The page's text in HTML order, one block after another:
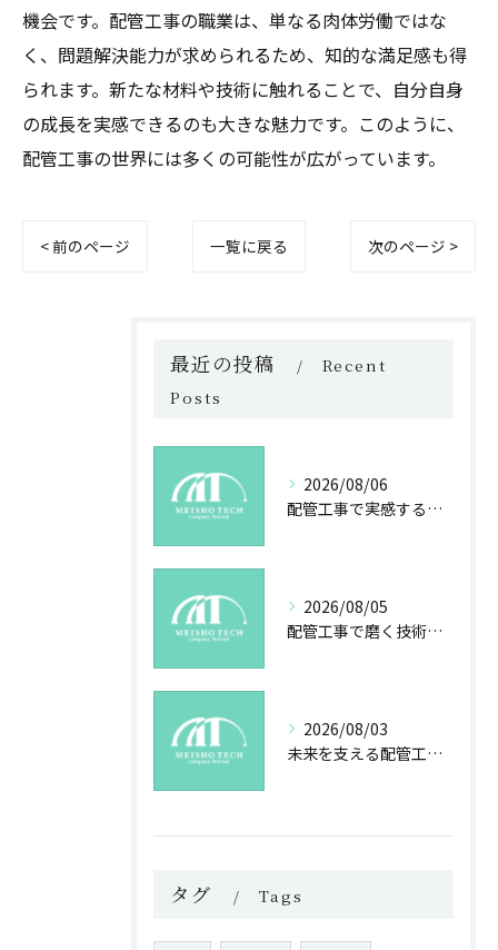
機会です。配管工事の職業は、単なる肉体労働ではな
く、問題解決能力が求められるため、知的な満足感も得
られます。新たな材料や技術に触れることで、自分自身
の成長を実感できるのも大きな魅力です。このように、
配管工事の世界には多くの可能性が広がっています。
< 前のページ 一覧に戻る 次のページ >
最近の投稿
Recent
Posts
2026/08/06
配管工事で実感する成長と社会貢献の魅力
2026/08/05
配管工事で磨く技術と未来への誇り
2026/08/03
未来を支える配管工事の魅力とやりがい
タグ Tags